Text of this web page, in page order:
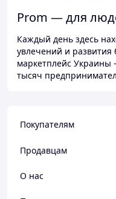
Prom — для
Каждый день здесь
увлечений и
маркетплейс Украины
тысяч
Покупателям
Продавцам
О нас